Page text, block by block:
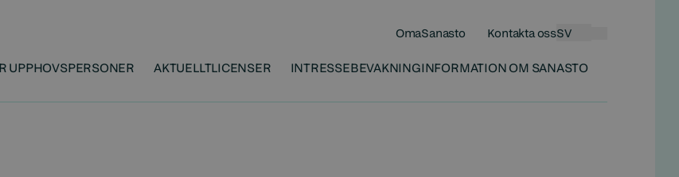
OmaSanasto Kontakta ossSV
UPPHOVSPERSONER AKTUELLTLICENSER INTRESSEBEVAKNINGINFORMATION OM SANASTO